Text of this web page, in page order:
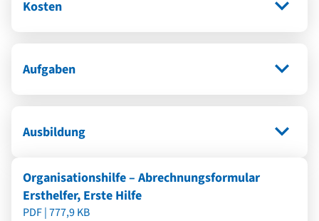
Kosten
Aufgaben
Ausbildung
Organisationshilfe – Abrechnungsformular
Ersthelfer, Erste Hilfe
PDF | 777,9 KB